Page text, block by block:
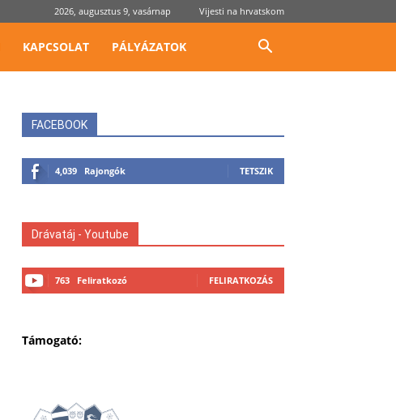
2026, augusztus 9, vasárnap Vijesti na hrvatskom
KAPCSOLAT PÁLYÁZATOK
FACEBOOK
4,039 Rajongók TETSZIK
Drávatáj - Youtube
763 Feliratkozó FELIRATKOZÁS
Támogató: